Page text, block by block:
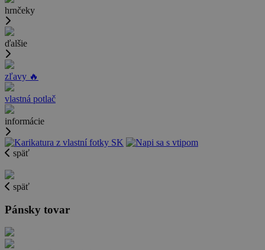
hrnčeky
ďalšie
zľavy 🔥
vlastná potlač
informácie
späť
späť
Pánsky tovar